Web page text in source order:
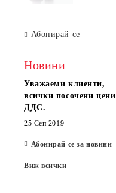
Абонирай се
Новини
Уважаеми клиенти,
всички посочени
ДДС.
25 Сеп 2019
Абонирай се за новини
Виж всички